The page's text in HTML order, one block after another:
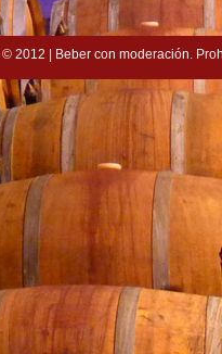
© 2012 | Beber con moderación.